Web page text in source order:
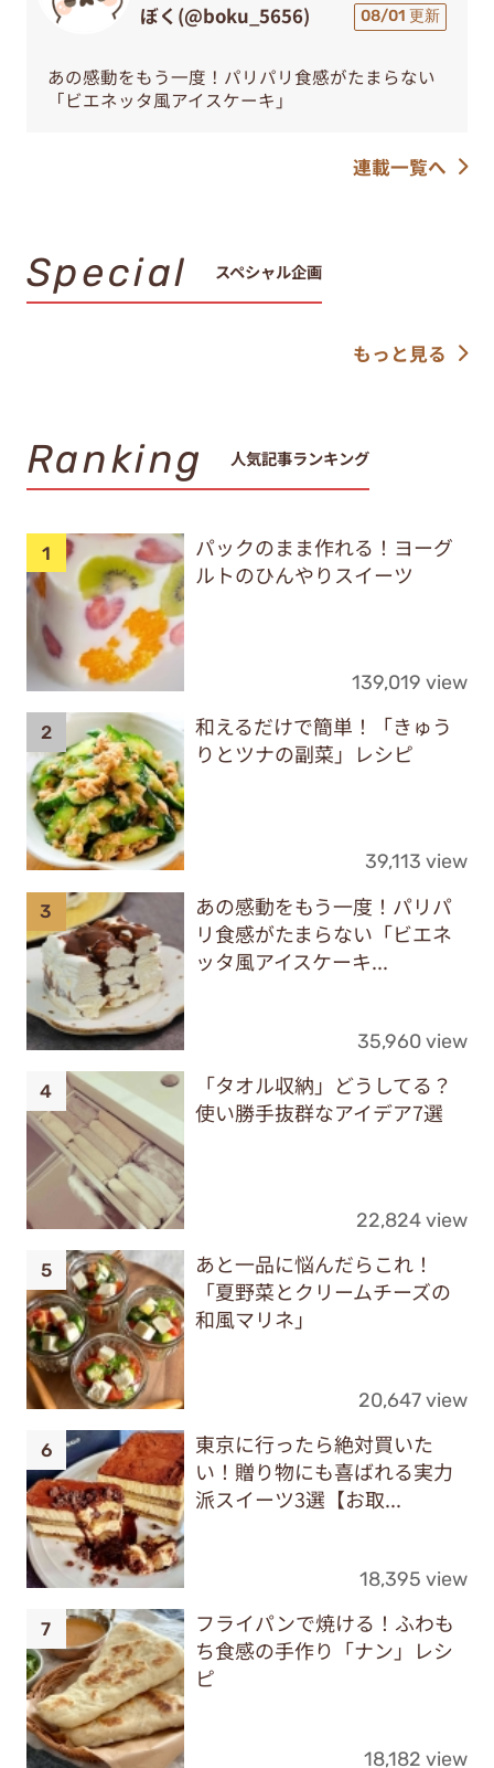
ぼく(@boku_5656) 08/01 更新
あの感動をもう一度！パリパリ食感がたまらない
「ビエネッタ風アイスケーキ」
連載一覧へ
Special スペシャル企画
もっと見る
Ranking 人気記事ランキング
パックのまま作れる！ヨーグ
ルトのひんやりスイーツ
139,019 view
和えるだけで簡単！「きゅう
りとツナの副菜」レシピ
39,113 view
あの感動をもう一度！パリパ
リ食感がたまらない「ビエネ
ッタ風アイスケーキ...
35,960 view
「タオル収納」どうしてる？
使い勝手抜群なアイデア7選
22,824 view
あと一品に悩んだらこれ！
「夏野菜とクリームチーズの
和風マリネ」
20,647 view
東京に行ったら絶対買いた
い！贈り物にも喜ばれる実力
派スイーツ3選【お取...
18,395 view
フライパンで焼ける！ふわも
ち食感の手作り「ナン」レシ
ピ
18,182 view